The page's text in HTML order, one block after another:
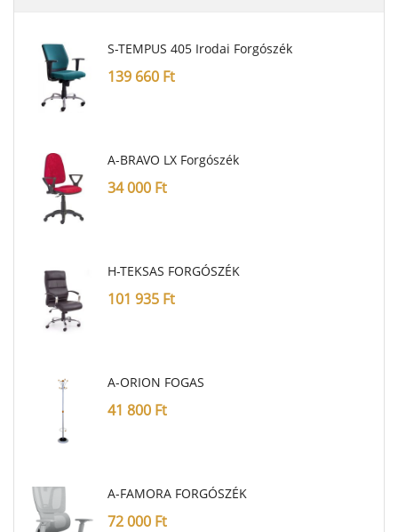
S-TEMPUS 405 Irodai Forgószék
139 660 Ft
A-BRAVO LX Forgószék
34 000 Ft
H-TEKSAS FORGÓSZÉK
101 935 Ft
A-ORION FOGAS
41 800 Ft
A-FAMORA FORGÓSZÉK
72 000 Ft